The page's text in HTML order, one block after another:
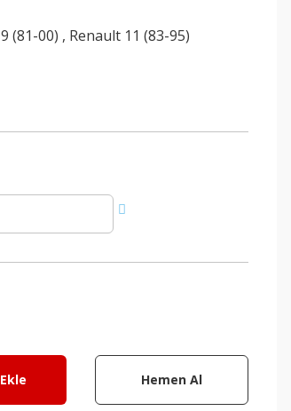
(81-00) , Renault 11 (83-95)
Hemen Al